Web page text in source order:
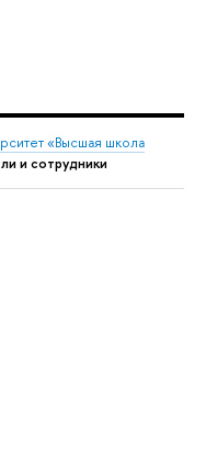
«Высшая школа
и сотрудники